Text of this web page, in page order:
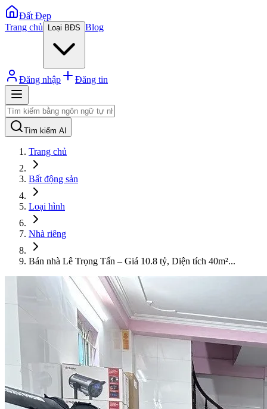
Đất Đẹp
Trang chủ
Loại BĐS Blog
Đăng nhập Đăng tin
Tìm kiếm AI
Trang chủ
Bất động sản
Loại hình
Nhà riêng
Bán nhà Lê Trọng Tấn – Giá 10.8 tỷ, Diện tích 40m²...